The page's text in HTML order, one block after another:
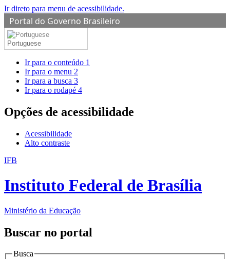
Ir direto para menu de acessibilidade.
Portal do Governo Brasileiro
Portuguese
Ir para o conteúdo 1
Ir para o menu 2
Ir para a busca 3
Ir para o rodapé 4
Opções de acessibilidade
Acessibilidade
Alto contraste
IFB
Instituto Federal de Brasília
Ministério da Educação
Buscar no portal
Busca